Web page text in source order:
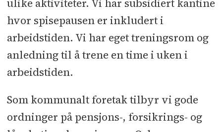
ulike aktiviteter. Vi har subsidiert kantine
hvor spisepausen er inkludert i
arbeidstiden. Vi har eget treningsrom og
anledning til å trene en time i uken i
arbeidstiden.
Som kommunalt foretak tilbyr vi gode
ordninger på pensjons-, forsikrings- og